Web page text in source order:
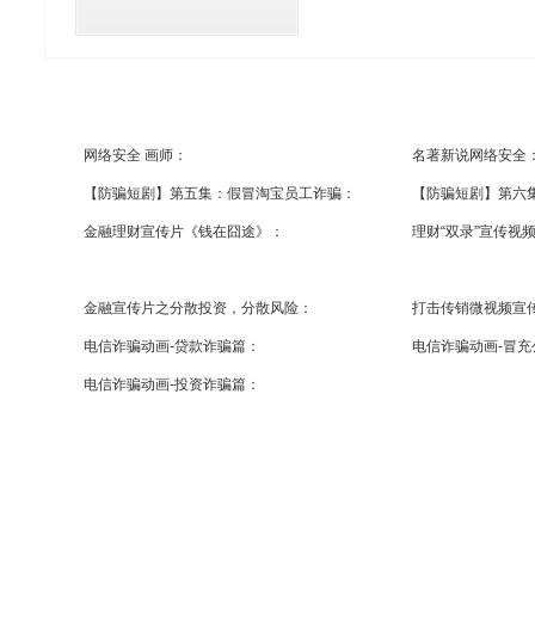
网络安全 画师： 名著新说网络安全
【防骗短剧】第五集：假冒淘宝员工诈骗： 【防骗短剧】第
金融理财宣传片《钱在囧途》： 理财“双录”宣传视
金融宣传片之分散投资，分散风险： 打击传销微视频宣
电信诈骗动画-贷款诈骗篇： 电信诈骗动画-冒
电信诈骗动画-投资诈骗篇：